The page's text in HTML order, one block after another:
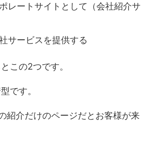
レートサイトとして（会社紹介サ
サービスを提供する
この2つです。
です。
紹介だけのページだとお客様が来